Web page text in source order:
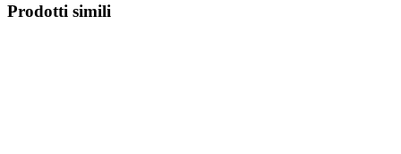
Prodotti simili